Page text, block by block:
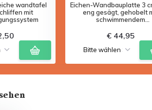
wandtafel
mit
Eichen-Wandbauplatte 3
eng gesägt, gehobelt
schwimmendem
€ 44,95